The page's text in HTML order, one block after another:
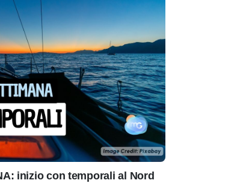
inizio con temporali al Nord